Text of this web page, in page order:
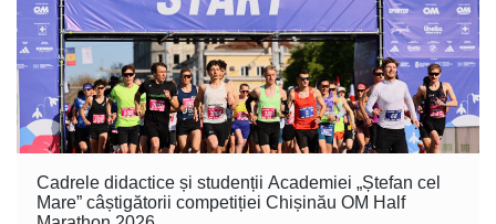
Cadrele didactice și studenții Academiei „Ștefan cel
Mare” câștigătorii competiției Chișinău OM Half